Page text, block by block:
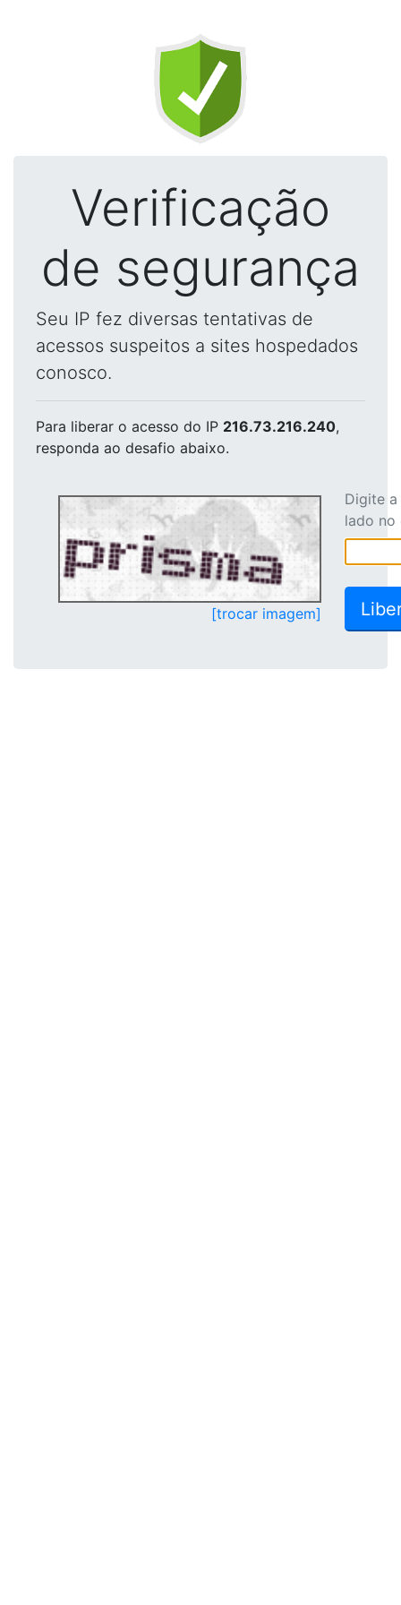
Verificação
de segurança
Seu IP fez diversas tentativas de
acessos suspeitos a sites hospedados
conosco.
Para liberar o acesso do IP 216.73.216.240,
responda ao desafio abaixo.
[trocar imagem]
Digite
lado no